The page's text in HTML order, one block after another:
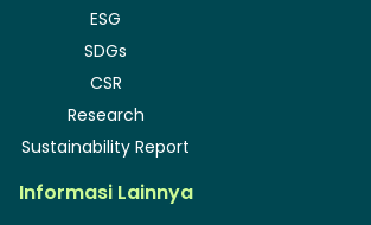
ESG
SDGs
CSR
Research
Sustainability Report
Informasi Lainnya